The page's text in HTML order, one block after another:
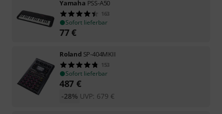
Yamaha PSS-A50
163
Sofort lieferbar
77€
Roland SP-404MKII
153
Sofort lieferbar
487 €
UVP: 679 €
-28%